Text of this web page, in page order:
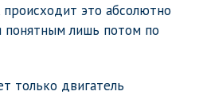
это абсолютно
понятным лишь потом по
только двигатель